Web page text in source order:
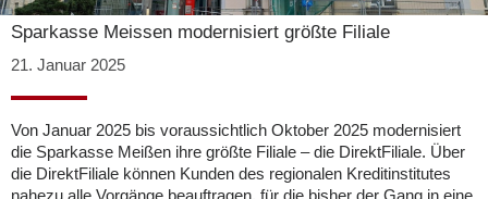
Sparkasse Meissen modernisiert größte Filiale
21. Januar 2025
Von Januar 2025 bis voraussichtlich Oktober 2025 modernisiert
die Sparkasse Meißen ihre größte Filiale – die DirektFiliale. Über
die DirektFiliale können Kunden des regionalen Kreditinstitutes
nahezu alle Vorgänge beauftragen, für die bisher der Gang in eine